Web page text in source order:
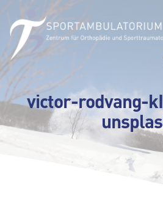
victor-rodvang-